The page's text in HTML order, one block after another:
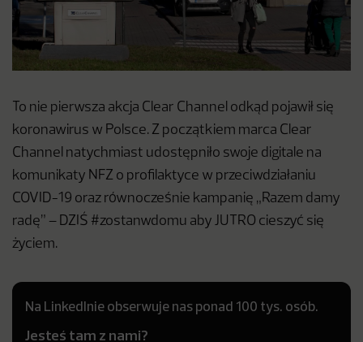
To nie pierwsza akcja Clear Channel odkąd pojawił się
koronawirus w Polsce. Z początkiem marca Clear
Channel natychmiast udostępniło swoje digitale na
komunikaty NFZ o profilaktyce w przeciwdziałaniu
COVID-19 oraz równocześnie kampanię „Razem damy
radę” – DZIŚ #zostanwdomu aby JUTRO cieszyć się
życiem.
Na LinkedInie obserwuje nas ponad 100 tys. osób.
Jesteś tam z nami?